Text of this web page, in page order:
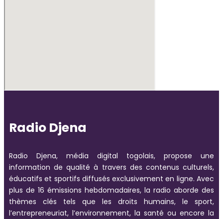
Radio Djena
Radio Djena, média digital togolais, propose une
information de qualité à travers des contenus culturels,
éducatifs et sportifs diffusés exclusivement en ligne. Avec
plus de 16 émissions hebdomadaires, la radio aborde des
thèmes clés tels que les droits humains, le sport,
l’entrepreneuriat, l’environnement, la santé ou encore la